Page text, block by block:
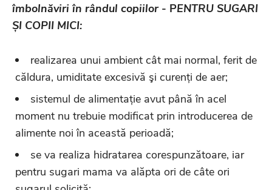
îmbolnăviri în rândul copiilor- PENTRU SUGARI
ȘI COPII MICI:
realizarea unui ambient cât mai normal, ferit de
căldura, umiditate excesivă şi curenți de aer;
sistemul de alimentație avut până în acel
moment nu trebuie modificat prin introducerea de
alimente noi în această perioadă;
se va realiza hidratarea corespunzătoare, iar
pentru sugari mama va alăpta ori de câte ori